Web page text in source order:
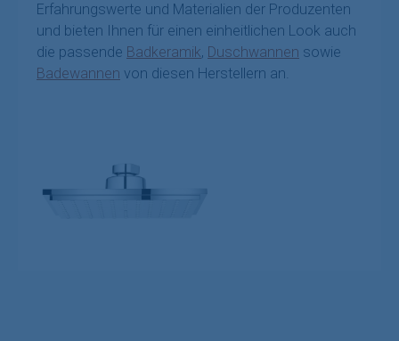
Erfahrungswerte und Materialien der Produzenten
und bieten Ihnen für einen einheitlichen Look auch
die passende Badkeramik, Duschwannen sowie
Badewannen von diesen Herstellern an.